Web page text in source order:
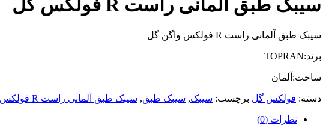
سیبک طبق آلمانی راست R فولکس گل
سیبک طبق آلمانی راست R فولکس واگن گل
برند:TOPRAN
ساخت:آلمان
دسته: فولکس گل برچسب: سیبک, سیبک طبق, سیبک طبق آلمانی راست R فولکس گل
نظرات (0)